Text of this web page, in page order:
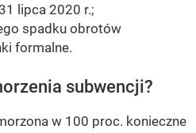
lipca 2020 r.;
spadku obrotów
formalne.
subwencji?
w 100 proc. konieczne